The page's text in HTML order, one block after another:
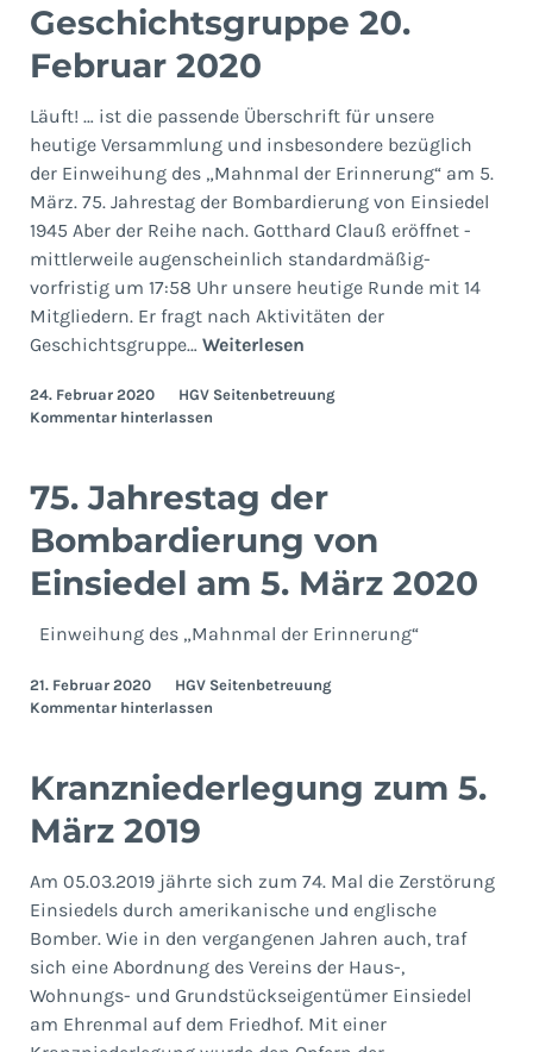
Geschichtsgruppe 20.
Februar 2020
Läuft! … ist die passende Überschrift für unsere
heutige Versammlung und insbesondere bezüglich
der Einweihung des „Mahnmal der Erinnerung“ am 5.
März. 75. Jahrestag der Bombardierung von Einsiedel
1945 Aber der Reihe nach. Gotthard Clauß eröffnet -
mittlerweile augenscheinlich standardmäßig-
vorfristig um 17:58 Uhr unsere heutige Runde mit 14
Mitgliedern. Er fragt nach Aktivitäten der
Geschichtsgruppe… WeiterlesenGeschichtsgruppe
Februar
24. Februar 2020
HGV Seitenbetreuung
Kommentar hinterlassen
75. Jahrestag der
Bombardierung von
Einsiedel am 5. März 2020
Einweihung des „Mahnmal der Erinnerung“
21. Februar 2020
HGV Seitenbetreuung
Kommentar hinterlassen
Kranzniederlegung zum 5.
März 2019
Am 05.03.2019 jährte sich zum 74. Mal die Zerstörung
Einsiedels durch amerikanische und englische
Bomber. Wie in den vergangenen Jahren auch, traf
sich eine Abordnung des Vereins der Haus-,
Wohnungs- und Grundstückseigentümer Einsiedel
am Ehrenmal auf dem Friedhof. Mit einer